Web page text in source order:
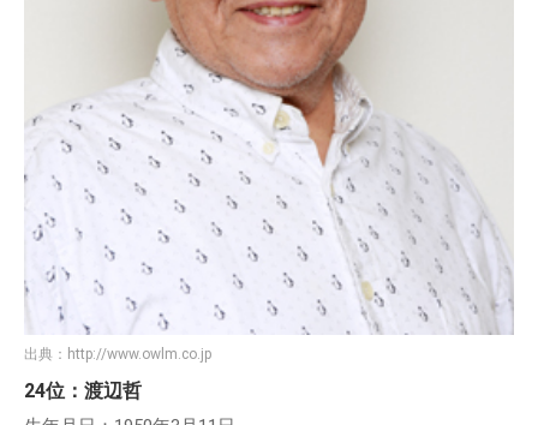
出典： http://www.owlm.co.jp
24位：渡辺哲